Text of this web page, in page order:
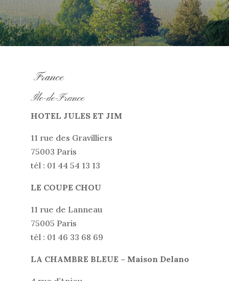
France
Île-de-France
HOTEL JULES ET JIM
11 rue des Gravilliers
75003 Paris
tél : 01 44 54 13 13
LE COUPE CHOU
11 rue de Lanneau
75005 Paris
tél : 01 46 33 68 69
LA CHAMBRE BLEUE – Maison Delano